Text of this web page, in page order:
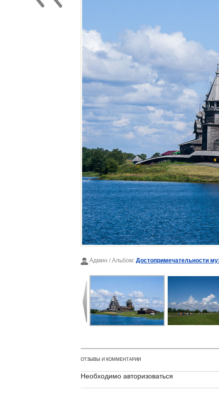
Админ / Альбом: Достопримечательности
ОТЗЫВЫ И КОММЕНТАРИИ
Необходимо авторизоваться